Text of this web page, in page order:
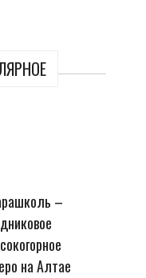
–
на Алтае